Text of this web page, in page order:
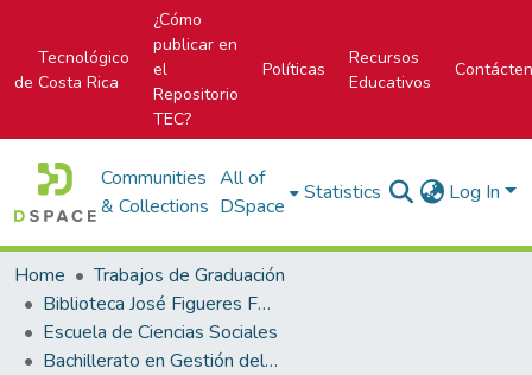
Tecnológico
de Costa Rica
¿Cómo
publicar en
el
Repositorio
TEC?
Políticas
Recursos
Educativos
Communities
& Collections
All of
DSpace
Statistics Log In
Home
Trabajos de Graduación
Biblioteca José Figueres Ferrer
Escuela de Ciencias Sociales
Bachillerato en Gestión del Turismo Sostenible